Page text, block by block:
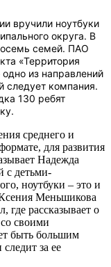
вручили ноутбуки
округа. В
семей. ПАО
«Территория
из направлений
следует компания.
130 ребят
среднего и
для развития
Надежда
с детьми-
ноутбуки – это и
Меньшикова
где рассказывает о
своими
быть большим
за ее